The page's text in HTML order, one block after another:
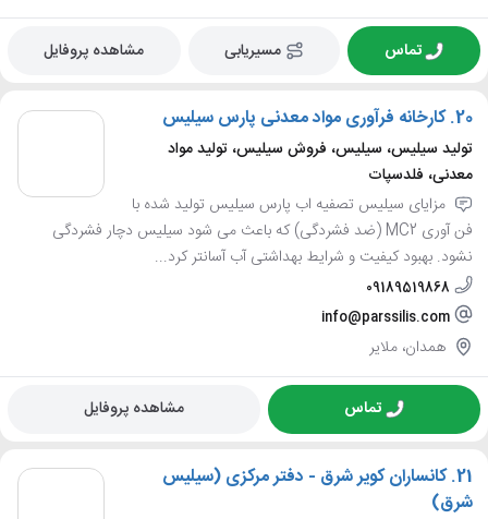
تماس مسیریابی مشاهده پروفایل
20. کارخانه فرآوری مواد معدنی پارس سیلیس
تولید سیلیس، سیلیس، فروش سیلیس، تولید مواد
معدنی، فلدسپات
مزایای سیلیس تصفیه اب پارس سیلیس تولید شده با
فن آوری MC2 (ضد فشردگی) که باعث می شود سیلیس دچار فشردگی
نشود. بهبود کیفیت و شرایط بهداشتی آب آسانتر کرد...
09189519868
info@parssilis.com
همدان، ملایر
تماس مشاهده پروفایل
21. کانساران کویر شرق - دفتر مرکزی (سیلیس
شرق)